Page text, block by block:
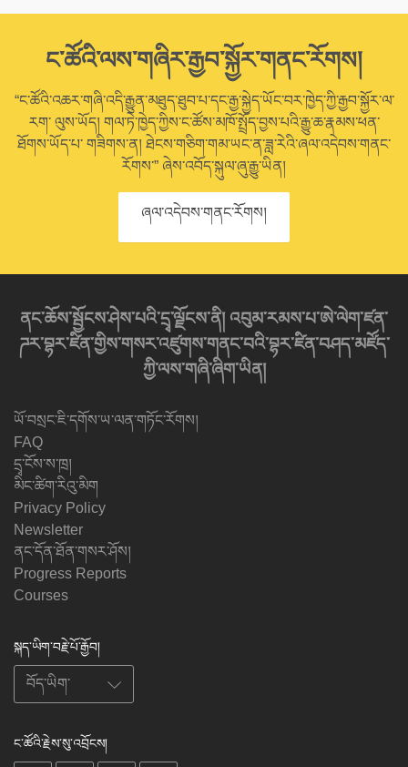
ང་ཚོའི་ལས་གཞིར་རྒྱབ་སྐྱོར་གནང་རོགས།
“ང་ཚོའི་འཆར་གཞི་འདི་རྒྱུན་མཐུད་ཐུབ་པ་དང་རྒྱ་སྐྱེད་ཡོང་བར་ཁྱེད་ཀྱི་རྒྱབ་སྐྱོར་ལ་
རག་ ལུས་ཡོད། གལ་ཏེ་ཁྱེད་ཀྱིས་ང་ཚོས་མཁོ་སྤྲོད་བྱས་པའི་རྒྱུ་ཆ་རྣམས་ཕན་
ཐོགས་ཡོད་པ་ གཟིགས་ན། ཐེངས་གཅིག་གམ་ཡང་ན་ཟླ་རེའི་ཞལ་འདེབས་གནང་
རོགས་” ཞེས་འབོད་སྐུལ་ཞུ་རྒྱུ་ཡིན།
ཞལ་འདེབས་གནང་རོགས།
ནང་ཆོས་སྦྱོངས་ཤེས་པའི་དྲྭ་ལྗོངས་ནི། འབུམ་རམས་པ་ཨེ་ལེག་ཛན་
ཌར་བྷར་ཛིན་གྱིས་གསར་འཛུགས་གནང་བའི་བྷར་ཛིན་བཤད་མཛོད་
ཀྱི་ལས་གཞི་ཞིག་ཡིན།
ཡོ་བསྲང་ཇི་དགོས་ཡ་ལན་གཏོང་རོགས།
FAQ
དྲྭ་ངོས་ས་ཁྲ།
མིང་ཚིག་རིའུ་མིག
Privacy Policy
Newsletter
ནང་དོན་ཐོན་གསར་ཤོས།
Progress Reports
Courses
སྐད་ཡིག་བརྗེ་པོ་རྒྱོབ།
ང་ཚོའི་རྗེས་སུ་འབྲོངས།